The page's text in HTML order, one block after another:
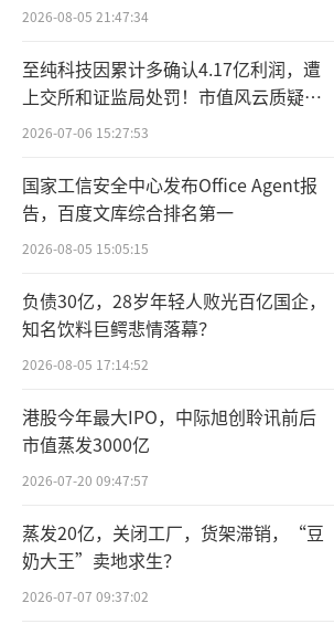
新智派新质生产力会客厅
袁帅告诉北京商报记者，上市
合产业链，本质上是将分散的
整体，实现资源、技术、市场
一行为既体现了企业对产业链
挖掘，也反映了资本市场服务
逻辑。
此外，截至预案签署日，
审计、评估工作尚未完成，标
尚未最终确定，最终交易价格
人民共和国证券法》规定的资
的资产评估报告的评估结果为
易各方协商确定，并将在重组
值得一提的是，中报显示
年末，晶升股份账上货币资金
2026-08-05 21:47:34
至纯科技因累计多确认4.17亿利润，遭
上交所和证监局处罚！市值风云质疑其
财务问题，遭巨额索赔！
2026-07-06 15:27:53
国家工信安全中心发布Office Agent报
告，百度文库综合排名第一
2026-08-05 15:05:15
负债30亿，28岁年轻人败光百亿国企，
知名饮料巨鳄悲情落幕？
2026-08-05 17:14:52
港股今年最大IPO，中际旭创聆讯前后
市值蒸发3000亿
2026-07-20 09:47:57
蒸发20亿，关闭工厂，货架滞销，“豆
奶大王”卖地求生？
2026-07-07 09:37:02